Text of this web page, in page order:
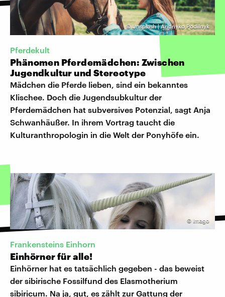
©Unsplash | Andriyko Podilnyk
Pferdekult
Phänomen Pferdemädchen: Zwischen
Jugendkultur und Stereotype
Mädchen die Pferde lieben, sind ein bekanntes
Klischee. Doch die Jugendsubkultur der
Pferdemädchen hat subversives Potenzial, sagt Anja
Schwanhäußer. In ihrem Vortrag taucht die
Kulturanthropologin in die Welt der Ponyhöfe ein.
© Imago
Frankensteins Einhorn
Einhörner für alle!
Einhörner hat es tatsächlich gegeben - das beweist
der sibirische Fossilfund des Elasmotherium
sibiricum. Na ja, gut, es zählt zur Gattung der